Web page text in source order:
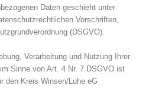
Daten geschieht unter
Vorschriften,
(DSGVO).
Verarbeitung und Nutzung Ihrer
Sinne von Art. 4 Nr. 7 DSGVO ist
den Kreis Winsen/Luhe eG